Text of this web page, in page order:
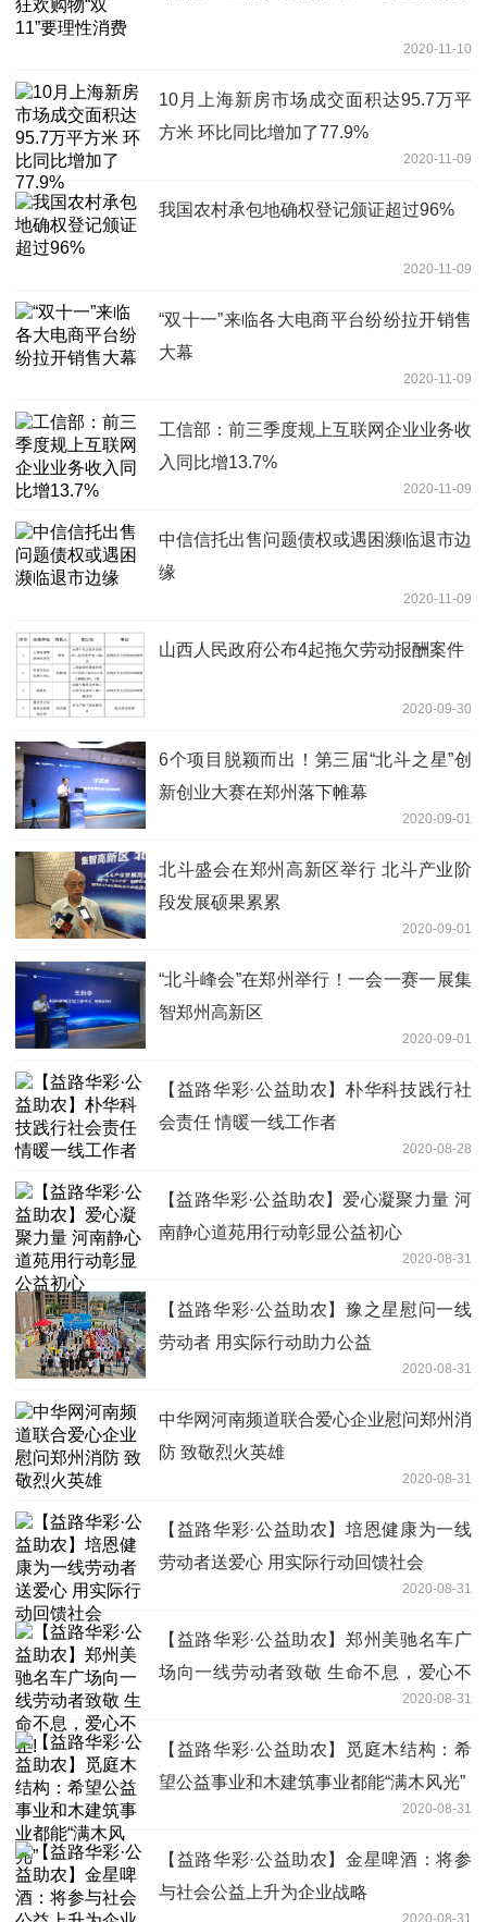
2020-11-10
10月上海新房市场成交面积达95.7万平
方米 环比同比增加了77.9%
2020-11-09
我国农村承包地确权登记颁证超过96%
2020-11-09
“双十一”来临各大电商平台纷纷拉开销售
大幕
2020-11-09
工信部：前三季度规上互联网企业业务收
入同比增13.7%
2020-11-09
中信信托出售问题债权或遇困濒临退市边
缘
2020-11-09
山西人民政府公布4起拖欠劳动报酬案件
2020-09-30
6个项目脱颖而出！第三届“北斗之星”创
新创业大赛在郑州落下帷幕
2020-09-01
北斗盛会在郑州高新区举行 北斗产业阶
段发展硕果累累
2020-09-01
“北斗峰会”在郑州举行！一会一赛一展集
智郑州高新区
2020-09-01
【益路华彩·公益助农】朴华科技践行社
会责任 情暖一线工作者
2020-08-28
【益路华彩·公益助农】爱心凝聚力量 河
南静心道苑用行动彰显公益初心
2020-08-31
【益路华彩·公益助农】豫之星慰问一线
劳动者 用实际行动助力公益
2020-08-31
中华网河南频道联合爱心企业慰问郑州消
防 致敬烈火英雄
2020-08-31
【益路华彩·公益助农】培恩健康为一线
劳动者送爱心 用实际行动回馈社会
2020-08-31
【益路华彩·公益助农】郑州美驰名车广
场向一线劳动者致敬 生命不息，爱心不
2020-08-31
【益路华彩·公益助农】觅庭木结构：希
望公益事业和木建筑事业都能“满木风光”
2020-08-31
【益路华彩·公益助农】金星啤酒：将参
与社会公益上升为企业战略
2020-08-31